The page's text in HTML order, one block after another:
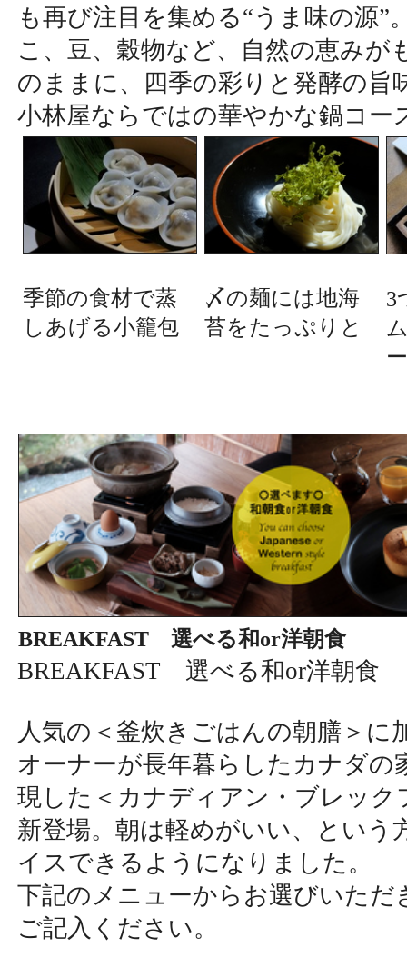
も再び注目を集める“うま味の源”
こ、豆、穀物など、自然の恵みが
のままに、四季の彩りと発酵の旨
小林屋ならではの華やかな鍋コー
季節の食材で蒸
しあげる小籠包
〆の麺には地海
苔をたっぷりと
3
BREAKFAST 選べる和or洋朝食
BREAKFAST 選べる和or洋朝食
人気の＜釜炊きごはんの朝膳＞に
オーナーが長年暮らしたカナダの
現した＜カナディアン・ブレック
新登場。朝は軽めがいい、という
イスできるようになりました。
下記のメニューからお選びいただ
ご記入ください。